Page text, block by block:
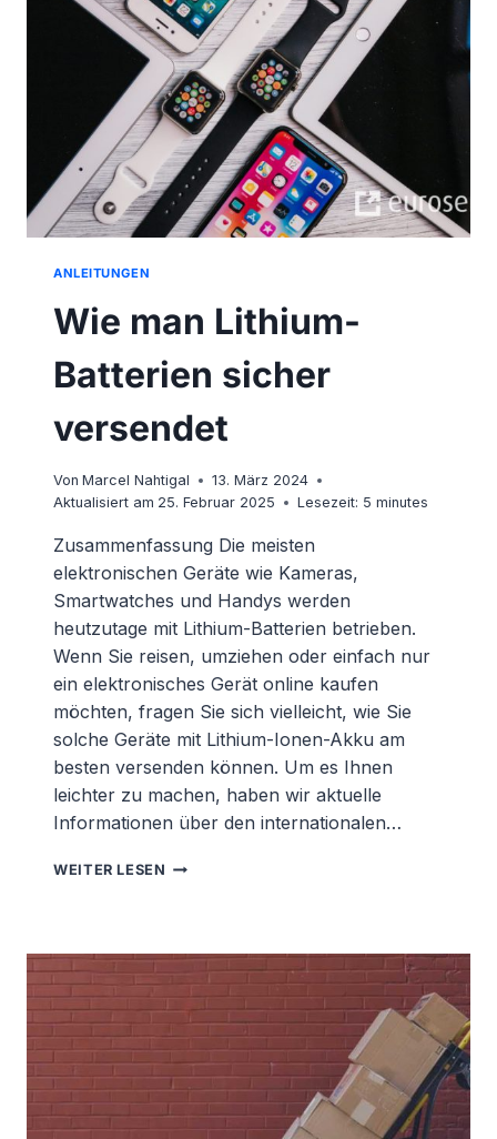
ANLEITUNGEN
Wie man Lithium-
Batterien sicher
versendet
Von Marcel Nahtigal
13. März 2024
Aktualisiert am 25. Februar 2025 Lesezeit: 5minutes
Zusammenfassung Die meisten
elektronischen Geräte wie Kameras,
Smartwatches und Handys werden
heutzutage mit Lithium-Batterien betrieben.
Wenn Sie reisen, umziehen oder einfach nur
ein elektronisches Gerät online kaufen
möchten, fragen Sie sich vielleicht, wie Sie
solche Geräte mit Lithium-Ionen-Akku am
besten versenden können. Um es Ihnen
leichter zu machen, haben wir aktuelle
Informationen über den internationalen…
WEITER LESEN WIE
SICHER
VERSENDET